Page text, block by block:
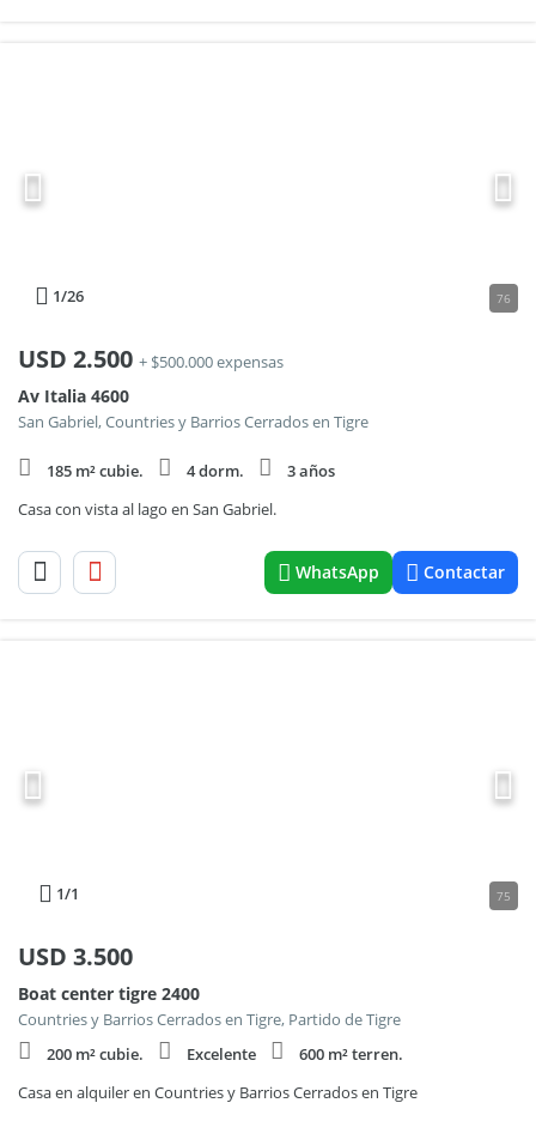
1/26 76
USD 2.500 + $500.000 expensas
Av Italia 4600
San Gabriel, Countries y Barrios Cerrados en Tigre
185 m² cubie. 4 dorm.
3 años
Casa con vista al lago en San Gabriel.
WhatsApp Contactar
1/1 75
USD 3.500
Boat center tigre 2400
Countries y Barrios Cerrados en Tigre, Partido de Tigre
200 m² cubie.
Excelente
600 m² terren.
Casa en alquiler en Countries y Barrios Cerrados en Tigre